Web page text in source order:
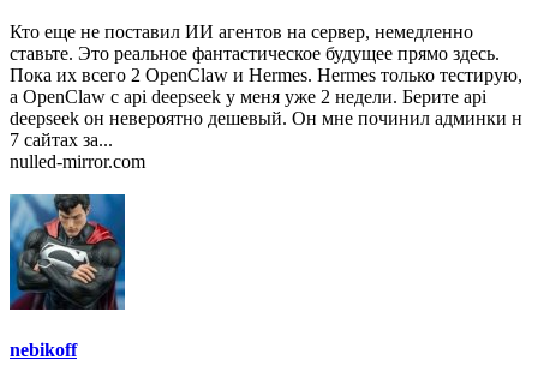
Кто еще не поставил ИИ агентов на сервер, немедленно
ставьте. Это реальное фантастическое будущее прямо здесь.
Пока их всего 2 OpenClaw и Hermes. Hermes только тестирую,
а OpenClaw с api deepseek у меня уже 2 недели. Берите api
deepseek он невероятно дешевый. Он мне починил админки н
7 сайтах за...
nulled-mirror.com
nebikoff